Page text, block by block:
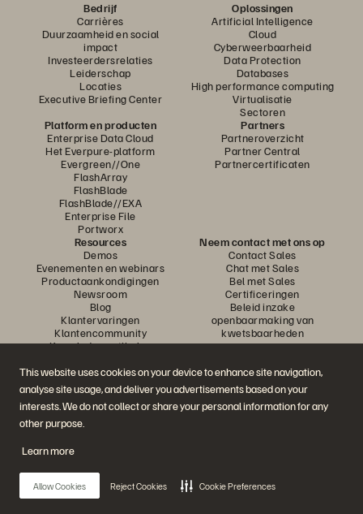
This website uses cookies on your device to enhance site navigation,
analyse site usage, and deliver you advertisements based on your
interests. We do not collect or share your personal information for any
other purpose.
Learn more
Allow Cookies Reject Cookies Cookie Preferences
Bedrijf
Carrières
Duurzaamheid en social
impact
Investeerdersrelaties
Leiderschap
Locaties
Executive Briefing Center
Oplossingen
Artificial Intelligence
Cloud
Cyberweerbaarheid
Data Protection
Databases
High performance computing
Virtualisatie
Sectoren
Platform en producten
Enterprise Data Cloud
Het Everpure-platform
Evergreen//One
FlashArray
FlashBlade
FlashBlade//EXA
Enterprise File
Portworx
Partners
Partneroverzicht
Partner Central
Partnercertificaten
Resources
Demos
Evenementen en webinars
Productaankondigingen
Newsroom
Blog
Klantervaringen
Klantencommunity
Knowledge-artikelen
Neem contact met ons op
Contact Sales
Chat met Sales
Bel met Sales
Certificeringen
Beleid inzake
openbaarmaking van
kwetsbaarheden
Neem deel aan het gesprek
Volg alle officiële sociale kanalen van Everpure
© 2026 Everpure, Inc. Alle rechten voorbehouden.
PrivacyAlgemene voorwaarden websiteLegalVertrouwenscentrum